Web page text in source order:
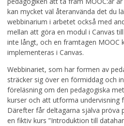
kan mycket väl återanvända det du
webbinarium i arbetet också med
mellan att göra en modul i Canvas
inte långt, och en framtagen MOOC
implementeras i Canvas.
Webbinariet, som har formen av
sträcker sig över en förmiddag och
föreläsning om den pedagogiska
kurser och att utforma undervisning
Därefter får deltagarna själva pröva
en fiktiv kurs ”Introduktion till